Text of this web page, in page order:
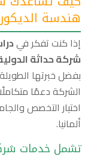
هندسة
إذا كنت تفكر في
شركة حداثة
بفضل خبرتها
الشركة دعمًا
اختيار التخصص
ألمانيا.
تشمل خدمات